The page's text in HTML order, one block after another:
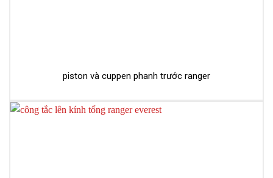
piston và cuppen phanh trước ranger